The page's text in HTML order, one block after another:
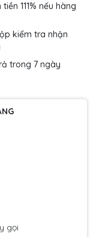
tiền 111% nếu hàng
kiểm tra nhận
trong 7 ngày
gọi